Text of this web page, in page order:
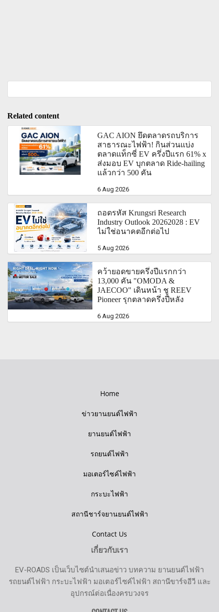
Related content
GAC AION ยึดตลาดรถบริการ
สาธารณะไฟฟ้า! กินส่วนแบ่ง
ตลาดแท็กซี่ EV ครึ่งปีแรก 61% x
ส่งมอบ EV บุกตลาด Ride-hailing
แล้วกว่า 500 คัน
6 Aug 2026
ถอดรหัส Krungsri Research
Industry Outlook 20262028 : EV
ไม่ใช่อนาคตอีกต่อไป
5 Aug 2026
คว้ายอดขายครึ่งปีแรกกว่า
13,000 คัน "OMODA &
JAECOO" เดินหน้า ชู REEV
Pioneer รุกตลาดครึ่งปีหลัง
6 Aug 2026
Home
ข่าวยานยนต์ไฟฟ้า
ยานยนต์ไฟฟ้า
รถยนต์ไฟฟ้า
มอเตอร์ไซค์ไฟฟ้า
กระบะไฟฟ้า
สถานีชาร์จยานยนต์ไฟฟ้า
Contact Us
เกี่ยวกับเรา
EV-ROADS เป็นเว็บไซต์นำเสนอข่าว บทความ ยานยนต์ไฟฟ้า
รถยนต์ไฟฟ้า กระบะไฟฟ้า มอเตอร์ไซค์ไฟฟ้า สถานีขาร์จอีวี และ
อุปกรณ์ต่อเนื่องครบวงจร